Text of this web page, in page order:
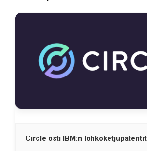
Circle osti IBM:n lohkoketjupatentit